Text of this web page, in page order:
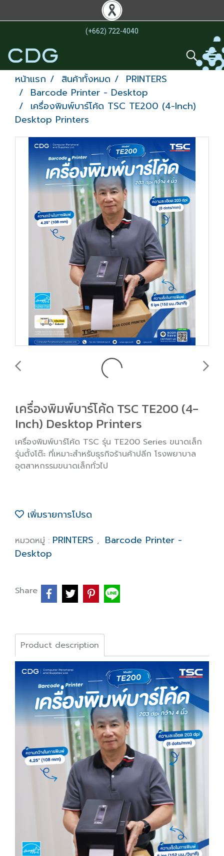
(+662) 722-4040
หน้าแรก สินค้าทั้งหมด
PRINTERS
Barcode Printer - Desktop
เครื่องพิมพ์บาร์โค้ด TSC TE200 (4-Inch)
Desktop Printers
เครื่องพิมพ์บาร์โค้ด TSC TE200 (4-
Inch) Desktop Printers
เครื่องพิมพ์บาร์โค้ด TSC รุ่น TE200 Series ขนาดเล็ก
รุ่นตั้งโต๊ะ ที่เหมาะสำหรับธุรกิจร้านค้าปลีก โรงพยาบาล
อุตสาหกรรมขนาดเล็กทั่วไป
เพิ่มรายการโปรด
หมวดหมู่ : PRINTERS , Barcode Printer -
Desktop
Share
Product description